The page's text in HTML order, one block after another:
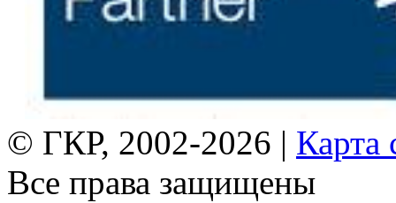
© ГКР, 2002-2026 | Карта
Все права защищены